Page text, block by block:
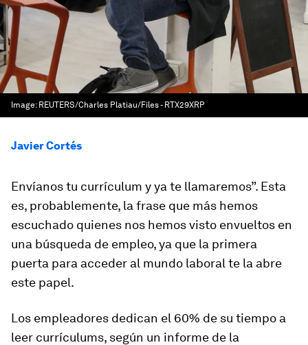
Image: REUTERS/Charles Platiau/Files - RTX29XRP
Javier Cortés
Envíanos tu currículum y ya te llamaremos”. Esta
es, probablemente, la frase que más hemos
escuchado quienes nos hemos visto envueltos en
una búsqueda de empleo, ya que la primera
puerta para acceder al mundo laboral te la abre
este papel.
Los empleadores dedican el 60% de su tiempo a
leer currículums, según un informe de la